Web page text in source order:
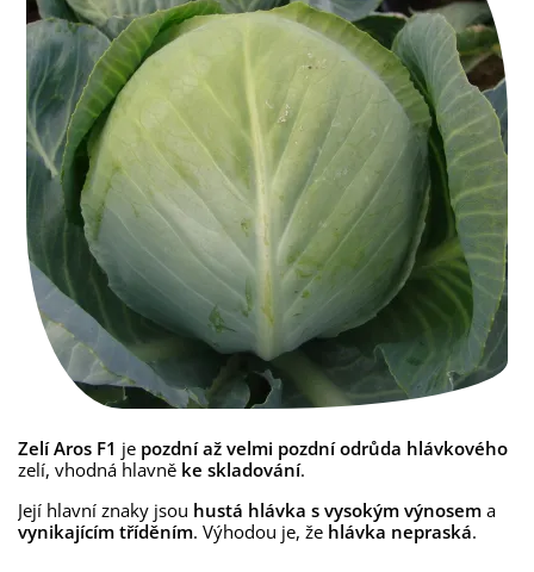
Zelí Aros F1 je pozdní až velmi pozdní odrůda hlávkového
zelí, vhodná hlavně ke skladování.
Její hlavní znaky jsou hustá hlávka s vysokým výnosem a
vynikajícím tříděním. Výhodou je, že hlávka nepraská.